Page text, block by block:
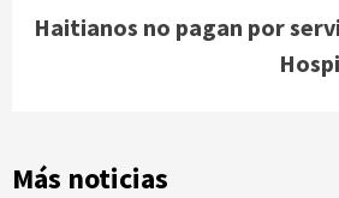
Haitianos no pagan por
Más noticias